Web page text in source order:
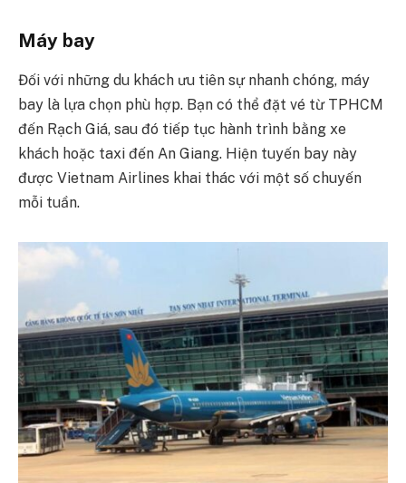
Máy bay
Đối với những du khách ưu tiên sự nhanh chóng, máy
bay là lựa chọn phù hợp. Bạn có thể đặt vé từ TPHCM
đến Rạch Giá, sau đó tiếp tục hành trình bằng xe
khách hoặc taxi đến An Giang. Hiện tuyến bay này
được Vietnam Airlines khai thác với một số chuyến
mỗi tuần.